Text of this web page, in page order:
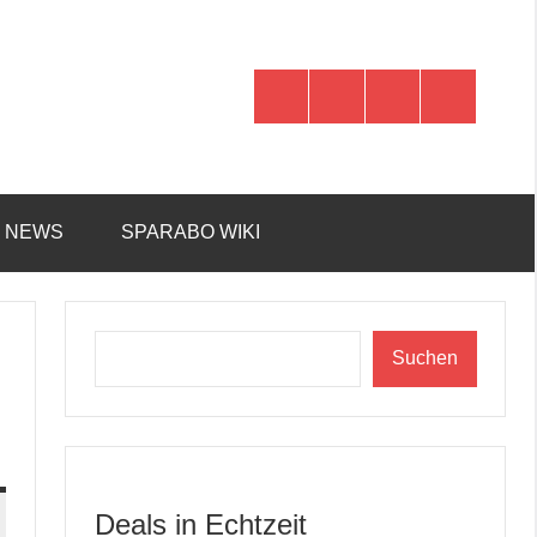
NEWS SPARABO WIKI
Suchen
Deals in Echtzeit